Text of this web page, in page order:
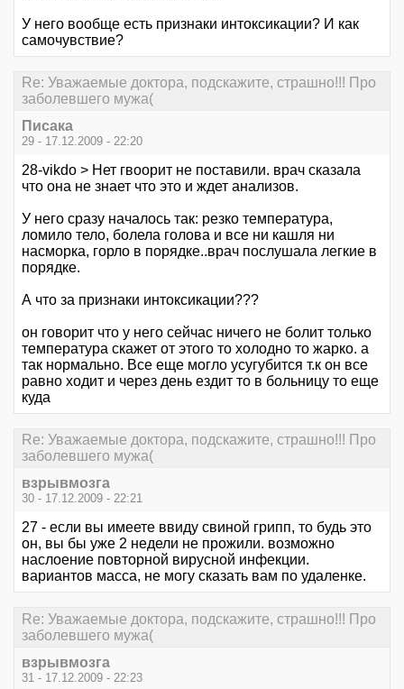
У него вообще есть признаки интоксикации? И как
самочувствие?
Re: Уважаемые доктора, подскажите, страшно!!! Про
заболевшего мужа(
Писака
29 - 17.12.2009 - 22:20
28-vikdo > Нет гвоорит не поставили. врач сказала
что она не знает что это и ждет анализов.
У него сразу началось так: резко температура,
ломило тело, болела голова и все ни кашля ни
насморка, горло в порядке..врач послушала легкие в
порядке.
А что за признаки интоксикации???
он говорит что у него сейчас ничего не болит только
температура скажет от этого то холодно то жарко. а
так нормально. Все еще могло усугубится т.к он все
равно ходит и через день ездит то в больницу то еще
куда
Re: Уважаемые доктора, подскажите, страшно!!! Про
заболевшего мужа(
взрывмозга
30 - 17.12.2009 - 22:21
27 - если вы имеете ввиду свиной грипп, то будь это
он, вы бы уже 2 недели не прожили. возможно
наслоение повторной вирусной инфекции.
вариантов масса, не могу сказать вам по удаленке.
Re: Уважаемые доктора, подскажите, страшно!!! Про
заболевшего мужа(
взрывмозга
31 - 17.12.2009 - 22:23